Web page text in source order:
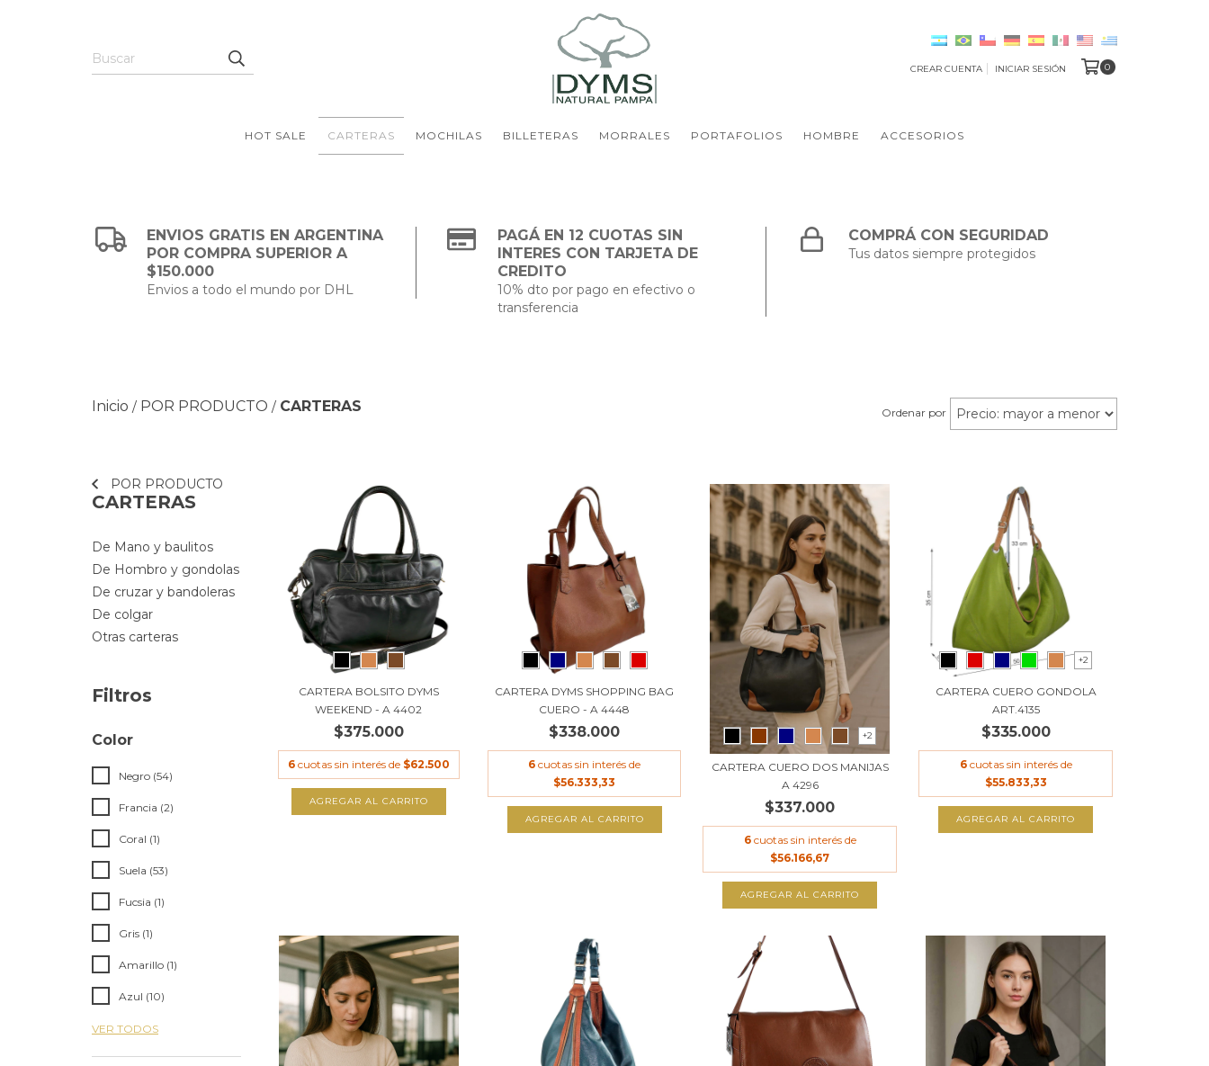
CREAR CUENTA INICIAR SESIÓN 0
HOT SALE CARTERAS MOCHILAS BILLETERAS MORRALES PORTAFOLIOS HOMBRE ACCESORIOS
ENVIOS GRATIS EN ARGENTINA
POR COMPRA SUPERIOR A
$150.000
Envios a todo el mundo por DHL
PAGÁ EN 12 CUOTAS SIN
INTERES CON TARJETA DE
CREDITO
10% dto por pago en efectivo o
transferencia
COMPRÁ CON SEGURIDAD
Tus datos siempre protegidos
Inicio / POR PRODUCTO / CARTERAS Ordenar por
POR PRODUCTO
CARTERAS
De Mano y baulitos
De Hombro y gondolas
De cruzar y bandoleras
De colgar
Otras carteras
Filtros
Color
Negro (54)
Francia (2)
Coral (1)
Suela (53)
Fucsia (1)
Gris (1)
Amarillo (1)
Azul (10)
VER TODOS
CARTERA BOLSITO DYMS
WEEKEND - A 4402
$375.000
6 cuotas sin interés de $62.500
AGREGAR AL CARRITO
CARTERA DYMS SHOPPING BAG
CUERO - A 4448
$338.000
6 cuotas sin interés de
$56.333,33
AGREGAR AL CARRITO
+2
CARTERA CUERO DOS MANIJAS
A 4296
$337.000
6 cuotas sin interés de
$56.166,67
AGREGAR AL CARRITO
+2
CARTERA CUERO GONDOLA
ART.4135
$335.000
6 cuotas sin interés de
$55.833,33
AGREGAR AL CARRITO